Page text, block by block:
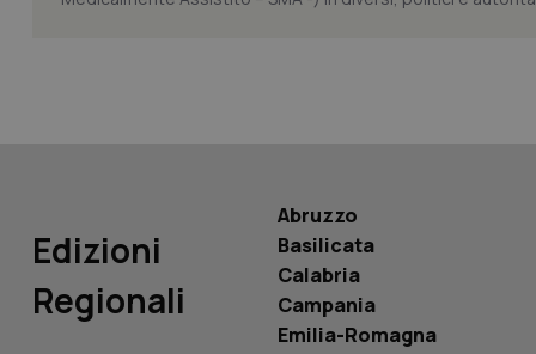
Edizioni
Regionali
Abruzzo
Basilicata
Calabria
Campania
Emilia-Romagna
tracking-sites-